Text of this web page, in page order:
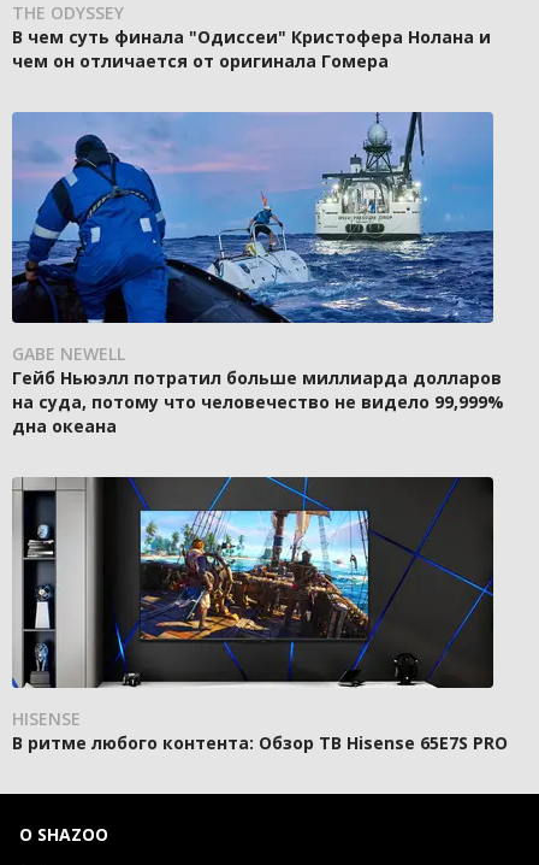
THE ODYSSEY
В чем суть финала "Одиссеи" Кристофера Нолана и
чем он отличается от оригинала Гомера
GABE NEWELL
Гейб Ньюэлл потратил больше миллиарда долларов
на суда, потому что человечество не видело 99,999%
дна океана
HISENSE
В ритме любого контента: Обзор ТВ Hisense 65E7S PRO
О SHAZOO